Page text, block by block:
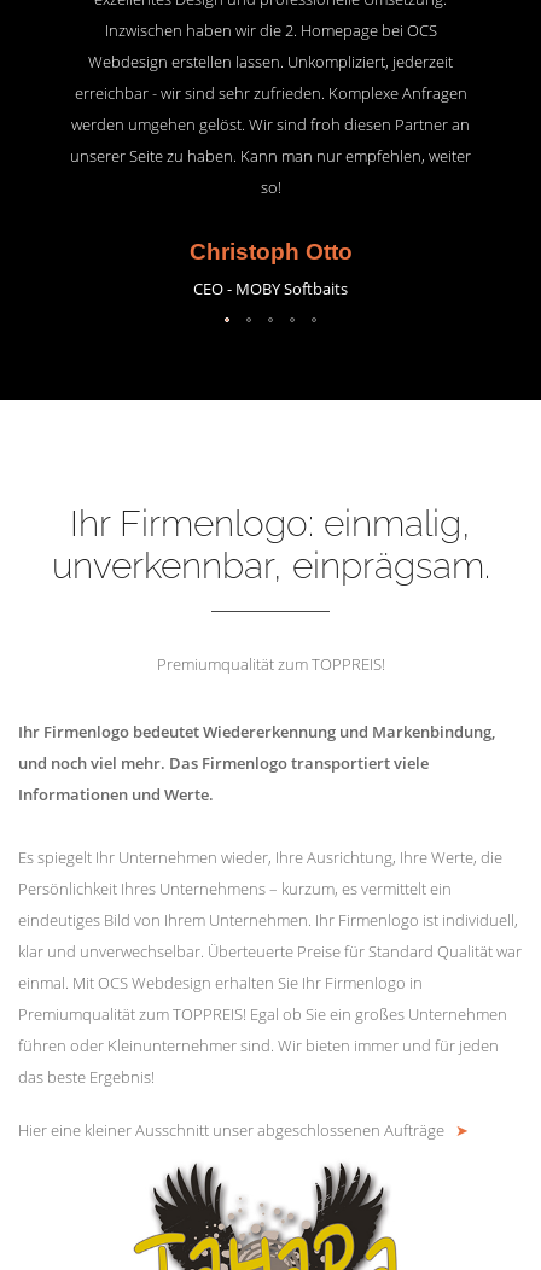
Inzwischen haben wir die 2. Homepage bei OCS
Webdesign erstellen lassen. Unkompliziert, jederzeit
erreichbar - wir sind sehr zufrieden. Komplexe Anfragen
werden umgehen gelöst. Wir sind froh diesen Partner an
unserer Seite zu haben. Kann man nur empfehlen, weiter
so!
Christoph Otto
CEO - MOBY Softbaits
Ihr Firmenlogo: einmalig,
unverkennbar, einprägsam.
Premiumqualität zum TOPPREIS!
Ihr Firmenlogo bedeutet Wiedererkennung und Markenbindung,
und noch viel mehr. Das Firmenlogo transportiert viele
Informationen und Werte.
Es spiegelt Ihr Unternehmen wieder, Ihre Ausrichtung, Ihre Werte, die
Persönlichkeit Ihres Unternehmens – kurzum, es vermittelt ein
eindeutiges Bild von Ihrem Unternehmen. Ihr Firmenlogo ist individuell,
klar und unverwechselbar. Überteuerte Preise für Standard Qualität war
einmal. Mit OCS Webdesign erhalten Sie Ihr Firmenlogo in
Premiumqualität zum TOPPREIS! Egal ob Sie ein großes Unternehmen
führen oder Kleinunternehmer sind. Wir bieten immer und für jeden
das beste Ergebnis!
Hier eine kleiner Ausschnitt unser abgeschlossenen Aufträge ➤